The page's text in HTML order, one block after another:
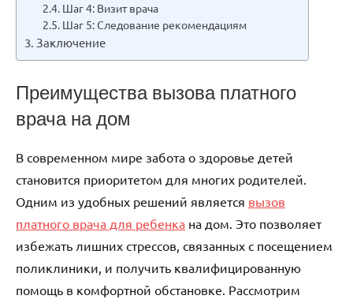
Шаг 4: Визит врача
Шаг 5: Следование рекомендациям
Заключение
Преимущества вызова платного
врача на дом
В современном мире забота о здоровье детей
становится приоритетом для многих родителей.
Одним из удобных решений является вызов
платного врача для ребенка на дом. Это позволяет
избежать лишних стрессов, связанных с посещением
поликлиники, и получить квалифицированную
помощь в комфортной обстановке. Рассмотрим